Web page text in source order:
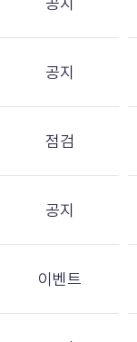
공지
점검
공지
이벤트